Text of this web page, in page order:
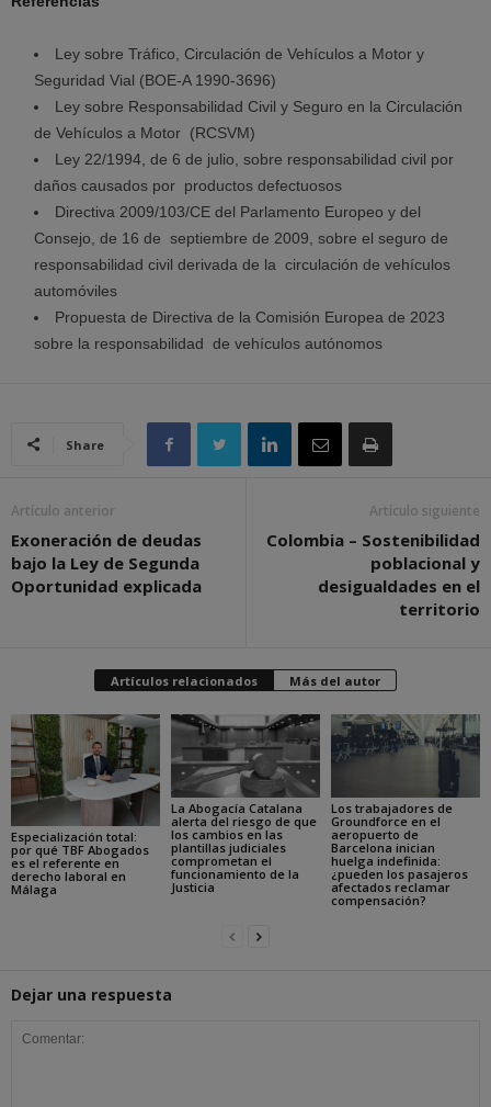
Ley sobre Tráfico, Circulación de Vehículos a Motor y
Seguridad Vial (BOE-A 1990-3696)
Ley sobre Responsabilidad Civil y Seguro en la Circulación
de Vehículos a Motor (RCSVM)
Ley 22/1994, de 6 de julio, sobre responsabilidad civil por
daños causados por productos defectuosos
Directiva 2009/103/CE del Parlamento Europeo y del
Consejo, de 16 de septiembre de 2009, sobre el seguro de
responsabilidad civil derivada de la circulación de vehículos
automóviles
Propuesta de Directiva de la Comisión Europea de 2023
sobre la responsabilidad de vehículos autónomos
Share
Artículo anterior
Exoneración de deudas
bajo la Ley de Segunda
Oportunidad explicada
Artículo siguiente
Colombia – Sostenibilidad
poblacional y
desigualdades en el
territorio
Artículos relacionados Más del autor
Especialización total:
por qué TBF Abogados
es el referente en
derecho laboral en
Málaga
La Abogacía Catalana
alerta del riesgo de que
los cambios en las
plantillas judiciales
comprometan el
funcionamiento de la
Justicia
Los trabajadores de
Groundforce en el
aeropuerto de
Barcelona inician
huelga indefinida:
¿pueden los pasajeros
afectados reclamar
compensación?
Dejar una respuesta